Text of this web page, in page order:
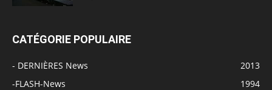
CATÉGORIE POPULAIRE
- DERNIÈRES News
2013
-FLASH-News
1994